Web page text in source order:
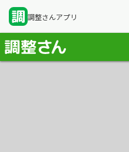
調整さんアプリ